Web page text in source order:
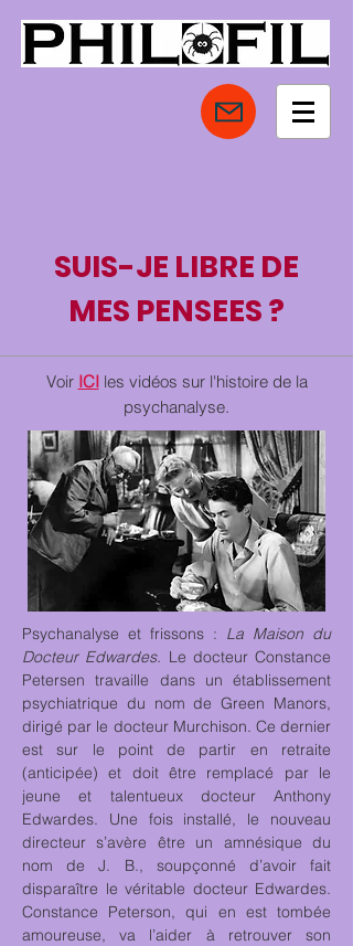
SUIS-JE LIBRE DE
MES PENSEES ?
Voir ICIles vidéos sur l'histoire de la
psychanalyse.
Psychanalyse et frissons : La Maison du
Docteur Edwardes. Le docteur Constance
Petersen travaille dans un établissement
psychiatrique du nom de Green Manors,
dirigé par le docteur Murchison. Ce dernier
est sur le point de partir en retraite
(anticipée) et doit être remplacé par le
jeune et talentueux docteur Anthony
Edwardes. Une fois installé, le nouveau
directeur s’avère être un amnésique du
nom de J. B., soupçonné d’avoir fait
disparaître le véritable docteur Edwardes.
Constance Peterson, qui en est tombée
amoureuse, va l’aider à retrouver son